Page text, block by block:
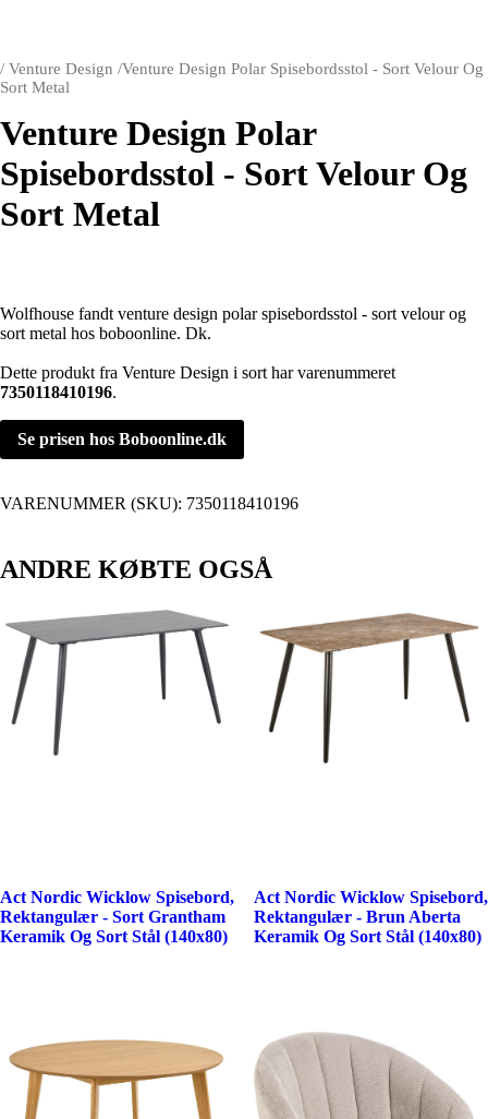
/ Venture Design /Venture Design Polar Spisebordsstol - Sort Velour Og
Sort Metal
Venture Design Polar
Spisebordsstol - Sort Velour Og
Sort Metal
Wolfhouse fandt venture design polar spisebordsstol - sort velour og
sort metal hos boboonline. Dk.
Dette produkt fra Venture Design i sort har varenummeret
7350118410196.
Se prisen hos Boboonline.dk
VARENUMMER (SKU): 7350118410196
ANDRE KØBTE OGSÅ
Act Nordic Wicklow Spisebord,
Rektangulær - Sort Grantham
Keramik Og Sort Stål (140x80)
Act Nordic Wicklow Spisebord,
Rektangulær - Brun Aberta
Keramik Og Sort Stål (140x80)